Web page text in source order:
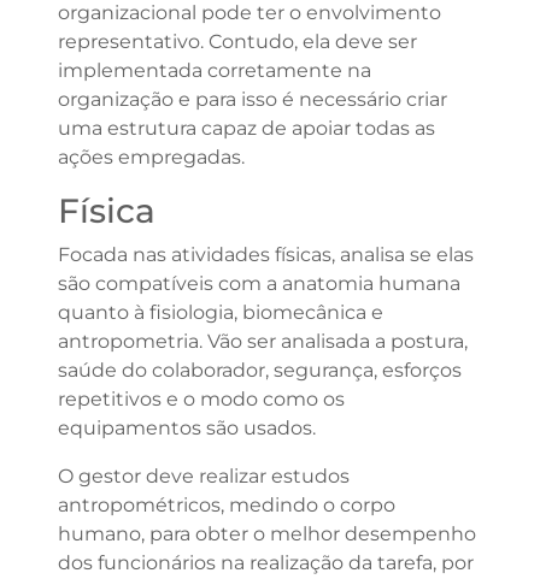
organizacional pode ter o envolvimento
representativo. Contudo, ela deve ser
implementada corretamente na
organização e para isso é necessário criar
uma estrutura capaz de apoiar todas as
ações empregadas.
Física
Focada nas atividades físicas, analisa se elas
são compatíveis com a anatomia humana
quanto à fisiologia, biomecânica e
antropometria. Vão ser analisada a postura,
saúde do colaborador, segurança, esforços
repetitivos e o modo como os
equipamentos são usados.
O gestor deve realizar estudos
antropométricos, medindo o corpo
humano, para obter o melhor desempenho
dos funcionários na realização da tarefa, por